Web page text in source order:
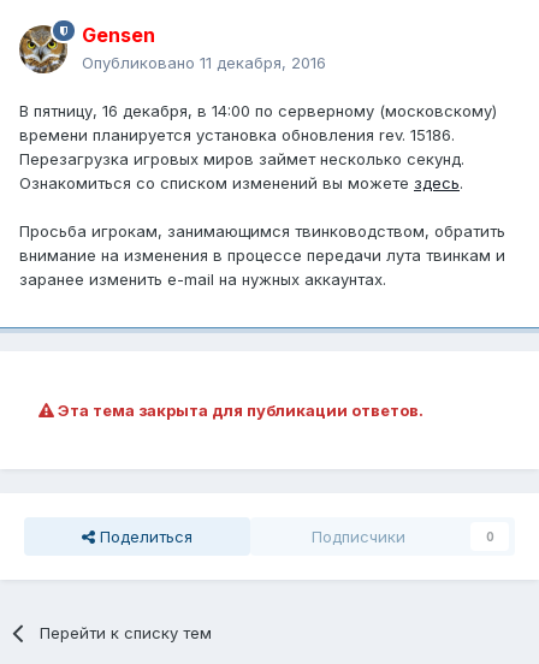
Gensen
Опубликовано 11 декабря, 2016
В пятницу, 16 декабря, в 14:00 по серверному (московскому)
времени планируется установка обновления rev. 15186.
Перезагрузка игровых миров займет несколько секунд.
Ознакомиться со списком изменений вы можете здесь.
Просьба игрокам, занимающимся твинководством, обратить
внимание на изменения в процессе передачи лута твинкам и
заранее изменить e-mail на нужных аккаунтах.
Эта тема закрыта для публикации ответов.
Поделиться Подписчики 0
Перейти к списку тем